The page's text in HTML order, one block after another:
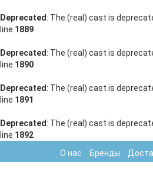
Deprecated : The (real) cast is
line 1889
Deprecated : The (real) cast is
line 1890
Deprecated : The (real) cast is
line 1891
Deprecated : The (real) cast is
line 1892
О нас
Бренды